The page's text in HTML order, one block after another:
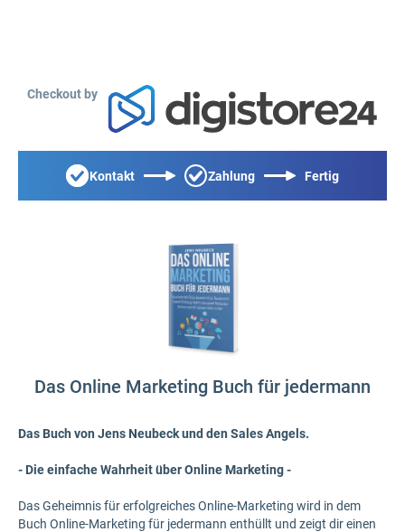
Checkout by
Kontakt Zahlung Fertig
Das Online Marketing Buch für jedermann
Das Buch von Jens Neubeck und den Sales Angels.
- Die einfache Wahrheit über Online Marketing -
Das Geheimnis für erfolgreiches Online-Marketing wird in dem
Buch Online-Marketing für jedermann enthüllt und zeigt dir einen